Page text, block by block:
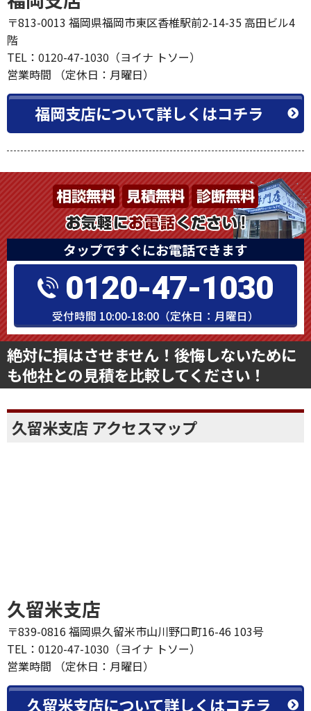
福岡支店
〒813-0013 福岡県福岡市東区香椎駅前2-14-35 高田ビル4
階
TEL：0120-47-1030（ヨイナ トソー）
福岡支店について詳しくはコチラ
タップですぐにお電話できます
0120-47-1030
受付時間 10:00-18:00（定休日：月曜日）
絶対に損はさせません！後悔しないために
も他社との見積を比較してください！
久留米支店 アクセスマップ
久留米支店
〒839-0816 福岡県久留米市山川野口町16-46 103号
TEL：0120-47-1030（ヨイナ トソー）